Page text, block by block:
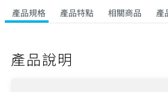
產品規格 產品特點 相關商品 產
產品說明